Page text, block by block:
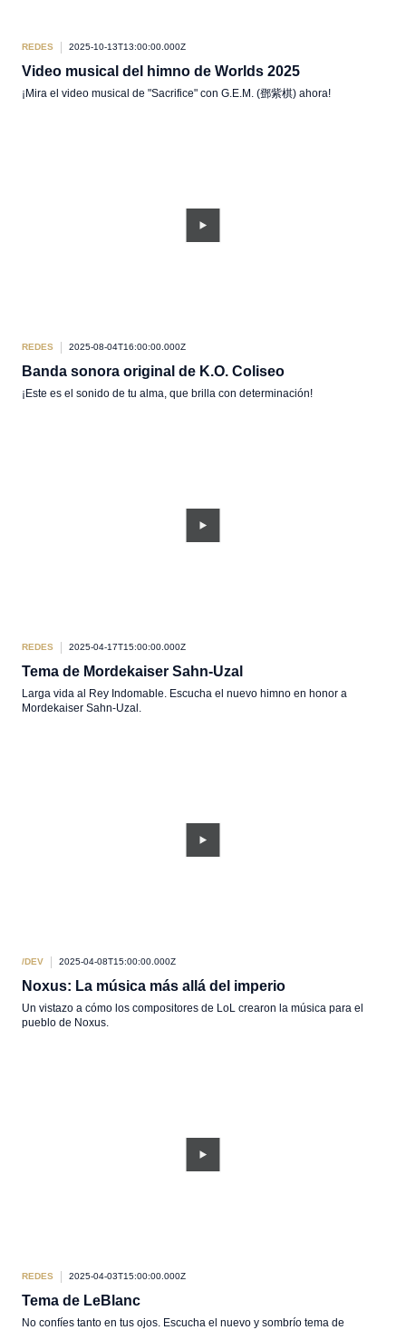
REDES 2025-10-13T13:00:00.000Z
Video musical del himno de Worlds 2025
¡Mira el video musical de "Sacrifice" con G.E.M. (鄧紫棋) ahora!
REDES 2025-08-04T16:00:00.000Z
Banda sonora original de K.O. Coliseo
¡Este es el sonido de tu alma, que brilla con determinación!
REDES 2025-04-17T15:00:00.000Z
Tema de Mordekaiser Sahn-Uzal
Larga vida al Rey Indomable. Escucha el nuevo himno en honor a
Mordekaiser Sahn-Uzal.
/DEV 2025-04-08T15:00:00.000Z
Noxus: La música más allá del imperio
Un vistazo a cómo los compositores de LoL crearon la música para el
pueblo de Noxus.
REDES 2025-04-03T15:00:00.000Z
Tema de LeBlanc
No confíes tanto en tus ojos. Escucha el nuevo y sombrío tema de